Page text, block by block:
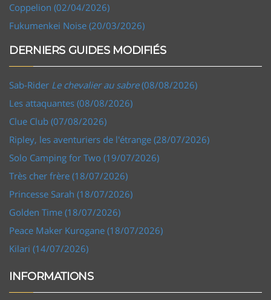
Coppelion (02/04/2026)
Fukumenkei Noise (20/03/2026)
DERNIERS GUIDES MODIFIÉS
Sab-Rider Le chevalier au sabre(08/08/2026)
Les attaquantes (08/08/2026)
Clue Club (07/08/2026)
Ripley, les aventuriers de l'étrange (28/07/2026)
Solo Camping for Two (19/07/2026)
Très cher frère (18/07/2026)
Princesse Sarah (18/07/2026)
Golden Time (18/07/2026)
Peace Maker Kurogane (18/07/2026)
Kilari (14/07/2026)
INFORMATIONS